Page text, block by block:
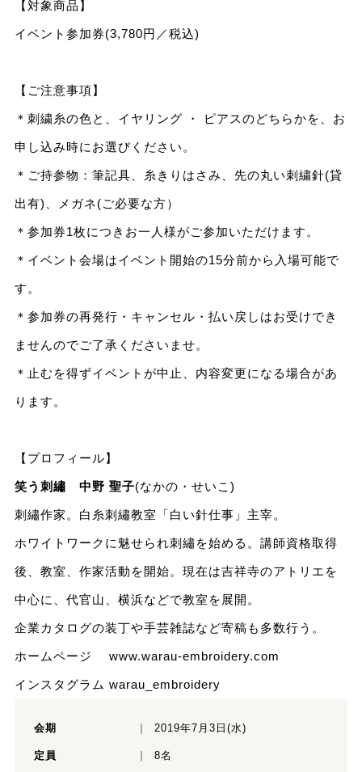
【対象商品】
イベント参加券(3,780円／税込)
【ご注意事項】
＊刺繍糸の色と、イヤリング ・ ピアスのどちらかを、お
申し込み時にお選びください。
＊ご持参物：筆記具、糸きりはさみ、先の丸い刺繍針(貸
出有)、メガネ(ご必要な方）
＊参加券1枚につきお一人様がご参加いただけます。
＊イベント会場はイベント開始の15分前から入場可能で
す。
＊参加券の再発行・キャンセル・払い戻しはお受けでき
ませんのでご了承くださいませ。
＊止むを得ずイベントが中止、内容変更になる場合があ
ります。
【プロフィール】
笑う刺繡 中野 聖子(なかの・せいこ)
刺繡作家。白糸刺繡教室「白い針仕事」主宰。
ホワイトワークに魅せられ刺繡を始める。講師資格取得
後、教室、作家活動を開始。現在は吉祥寺のアトリエを
中心に、代官山、横浜などで教室を展開。
企業カタログの装丁や手芸雑誌など寄稿も多数行う。
ホームページ www.warau-embroidery.com
インスタグラム warau_embroidery
会期 2019年7月3日(水)
定員 8名